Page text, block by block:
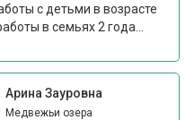
с детьми в возрасте
в семьях 2 года...
Арина Зауровна
Медвежьи озера